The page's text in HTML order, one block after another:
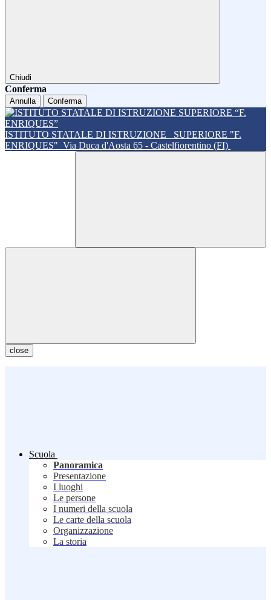
Chiudi
Conferma
Annulla Conferma
ISTITUTO STATALE DI ISTRUZIONE
SUPERIORE "F.
ENRIQUES" Via Duca d'Aosta 65 - Castelfiorentino (FI)
close
Scuola
Panoramica
Presentazione
I luoghi
Le persone
I numeri della scuola
Le carte della scuola
Organizzazione
La storia